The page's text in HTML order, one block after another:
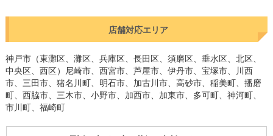
ても対応して頂けたので助かりました。（建築業、会社員）
海外に住んでおりますが、日本へ帰省している間、1ヶ月ほどヴ
ィッツを借りました。マンスリーレンタカーを初めて利用しまし
たが、賃貸自動車さんが格安で連絡が一番早かったので決めまし
た。新しい車ではなかったですが、きれいで特に不便なく過ごせ
ました。あと自宅まで配送してもらえて助かりました。また帰省
の際はご連絡させていただきます。（伊丹市、設計）
出張で2ヶ月ほどマンスリーレンタカーを借りました。神戸、明
石、加古川などの現場へ行くのですが、スタッドレスタイヤをオ
プションで装備して納車してもらえて問題なく使っておりました
店舗対応エリア
神戸市（東灘区、灘区、兵庫区、長田区、須磨区、垂水区、北区、
中央区、西区）尼崎市、西宮市、芦屋市、伊丹市、宝塚市、川西
市、三田市、猪名川町、明石市、加古川市、高砂市、稲美町、播磨
町、西脇市、三木市、小野市、加西市、加東市、多可町、神河町、
市川町、福崎町